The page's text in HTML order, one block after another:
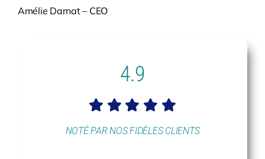
Amélie Darnat – CEO
4.9
NOTÉ PAR NOS FIDÈLES CLIENTS